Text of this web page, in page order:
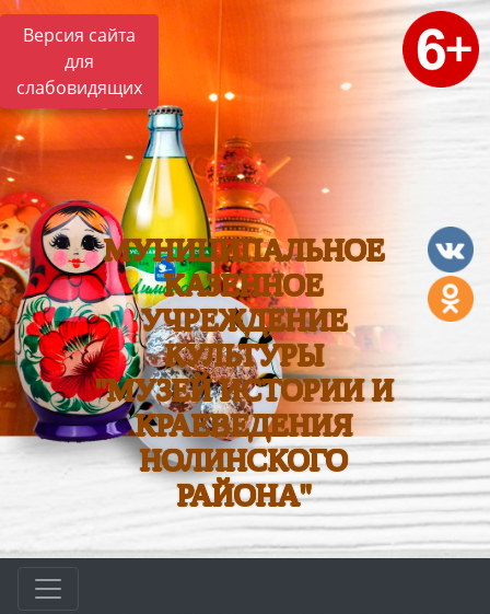
Версия сайта
для
слабовидящих
МУНИЦИПАЛЬНОЕ
КАЗЕННОЕ
УЧРЕЖДЕНИЕ
КУЛЬТУРЫ
"МУЗЕЙ ИСТОРИИ И
КРАЕВЕДЕНИЯ
НОЛИНСКОГО
РАЙОНА"